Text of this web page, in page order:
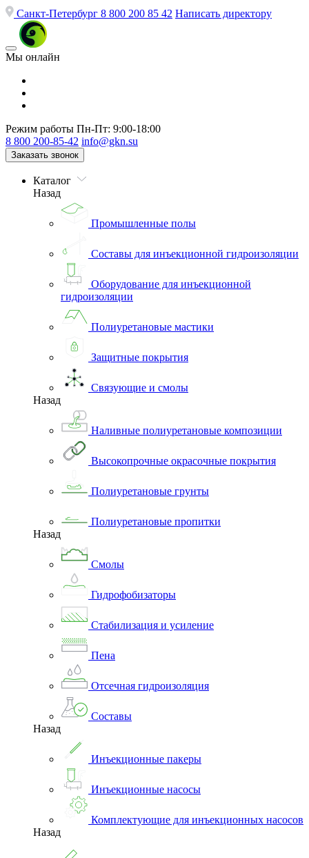
Санкт-Петербург 8 800 200 85 42 Написать директору
Мы онлайн
Режим работы Пн-Пт: 9:00-18:00
8 800 200-85-42 info@gkn.su
Заказать звонок
Каталог
Назад
Промышленные полы
Составы для инъекционной гидроизоляции
Оборудование для инъекционной
гидроизоляции
Полиуретановые мастики
Защитные покрытия
Связующие и смолы
Назад
Наливные полиуретановые композиции
Высокопрочные окрасочные покрытия
Полиуретановые грунты
Полиуретановые пропитки
Назад
Смолы
Гидрофобизаторы
Стабилизация и усиление
Пена
Отсечная гидроизоляция
Составы
Назад
Инъекционные пакеры
Инъекционные насосы
Комплектующие для инъекционных насосов
Назад